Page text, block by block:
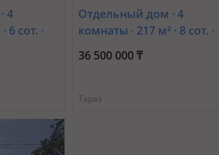
4
6 сот. ·
2 —
Отдельный дом · 4
комнаты · 217 м² · 8 сот. ·
Улы дала — Район мечети
36 500 000 ₸
Тараз